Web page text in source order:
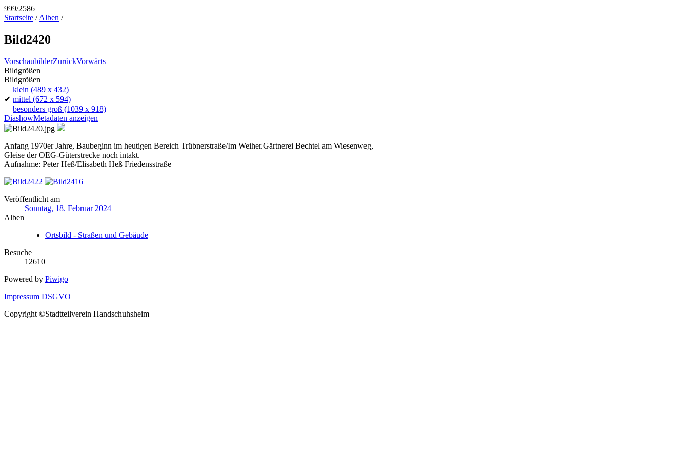
999/2586
Startseite /Alben /
Bild2420
VorschaubilderZurückVorwärts
Bildgrößen
Bildgrößen
klein (489 x 432)
✔ mittel (672 x 594)
besonders groß (1039 x 918)
DiashowMetadaten anzeigen
Anfang 1970er Jahre, Baubeginn im heutigen Bereich Trübnerstraße/Im Weiher.Gärtnerei Bechtel am Wiesenweg,
Gleise der OEG-Güterstrecke noch intakt.
Aufnahme: Peter Heß/Elisabeth Heß Friedensstraße
Veröffentlicht am
Sonntag, 18. Februar 2024
Alben
Ortsbild - Straßen und Gebäude
Besuche
12610
Powered by Piwigo
Impressum DSGVO
Copyright ©Stadtteilverein Handschuhsheim